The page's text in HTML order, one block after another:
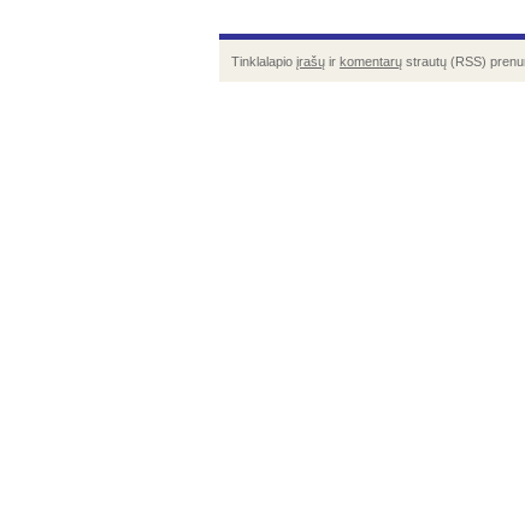
Tinklalapio įrašų ir komentarų strautų (RSS)